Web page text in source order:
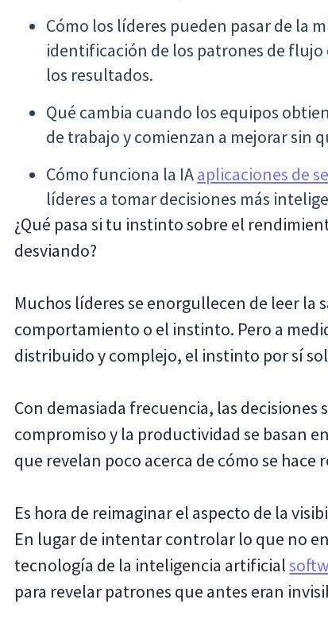
Cómo los líderes pueden pasar de la
identificación de los patrones de
los resultados.
Qué cambia cuando los equipos
de trabajo y comienzan a mejorar sin
Cómo funciona la IAaplicaciones de
líderes a tomar decisiones más
¿Qué pasa si tu instinto sobre el
desviando?
Muchos líderes se enorgullecen de leer la
comportamiento o el instinto. Pero a
distribuido y complejo, el instinto por sí
Con demasiada frecuencia, las decisiones
compromiso y la productividad se basan
que revelan poco acerca de cómo se hace
Es hora de reimaginar el aspecto de la
En lugar de intentar controlar lo que no
tecnología de la inteligencia artificial
para revelar patrones que antes eran